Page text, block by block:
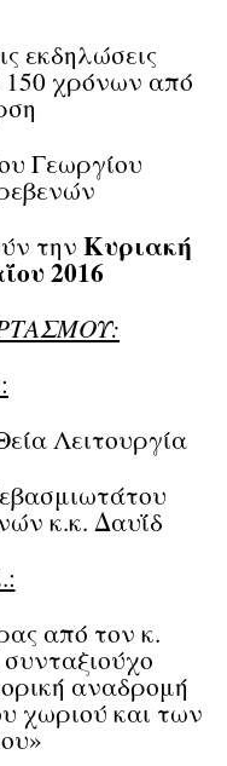
εκδηλώσεις
150 χρόνων από
Γεωργίου
την Κυριακή
2016
Λειτουργία
κ.κ. Δαυΐδ
από τον κ.
αναδρομή
χωριού και των